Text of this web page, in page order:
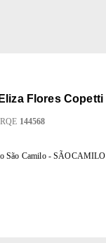
Flores Copetti
RQE 144568
São Camilo - SÃOCAMILO